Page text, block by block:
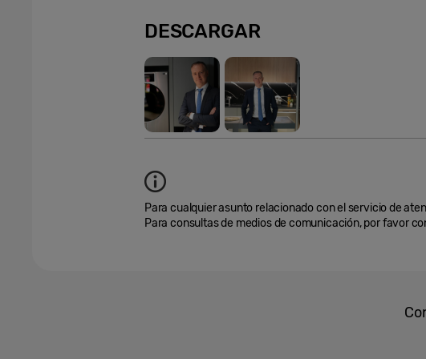
DESCARGAR
Para cualquier asunto relacionado con el servicio de
Para consultas de medios de comunicación, por favor